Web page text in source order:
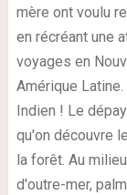
mère ont voulu
en récréant une
voyages en
Amérique
Indien ! Le
qu'on découvre
la forêt. Au
d'outre-mer,